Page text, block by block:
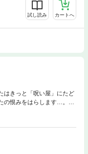
試し読み カートへ
はきっと「呪い屋」にたど
の恨みをはらします…。次
元妻が娘のアトピーをダシ